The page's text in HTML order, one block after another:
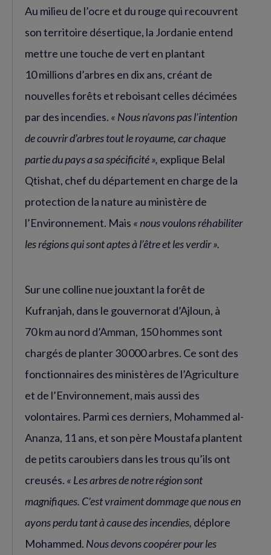
Au milieu de l’ocre et du rouge qui recouvrent
son territoire désertique, la Jordanie entend
mettre une touche de vert en plantant
10 millions d’arbres en dix ans, créant de
nouvelles forêts et reboisant celles décimées
par des incendies. « Nous n’avons pas l’intention
de couvrir d’arbres tout le royaume, car chaque
partie du pays a sa spécificité », explique Belal
Qtishat, chef du département en charge de la
protection de la nature au ministère de
l’Environnement. Mais « nous voulons réhabiliter
les régions qui sont aptes à l’être et les verdir ».
Sur une colline nue jouxtant la forêt de
Kufranjah, dans le gouvernorat d’Ajloun, à
70 km au nord d’Amman, 150 hommes sont
chargés de planter 30 000 arbres. Ce sont des
fonctionnaires des ministères de l’Agriculture
et de l’Environnement, mais aussi des
volontaires. Parmi ces derniers, Mohammed al-
Ananza, 11 ans, et son père Moustafa plantent
de petits caroubiers dans les trous qu’ils ont
creusés. « Les arbres de notre région sont
magnifiques. C’est vraiment dommage que nous en
ayons perdu tant à cause des incendies, déplore
Mohammed. Nous devons coopérer pour les